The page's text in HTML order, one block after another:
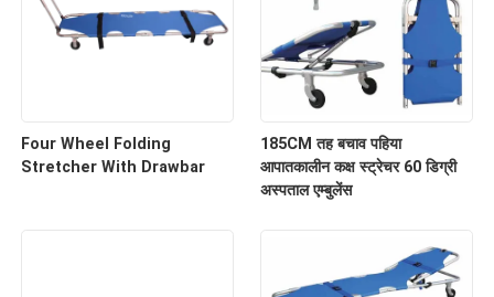
Four Wheel Folding
Stretcher With Drawbar
185CM तह बचाव पहिया
आपातकालीन कक्ष स्ट्रेचर 60 डिग्री
अस्पताल एम्बुलेंस